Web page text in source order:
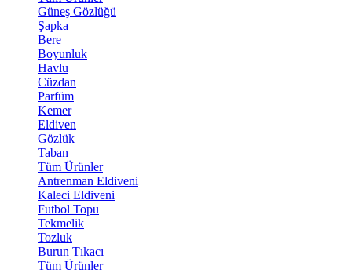
Güneş Gözlüğü
Şapka
Bere
Boyunluk
Havlu
Cüzdan
Parfüm
Kemer
Eldiven
Gözlük
Taban
Tüm Ürünler
Antrenman Eldiveni
Kaleci Eldiveni
Futbol Topu
Tekmelik
Tozluk
Burun Tıkacı
Tüm Ürünler